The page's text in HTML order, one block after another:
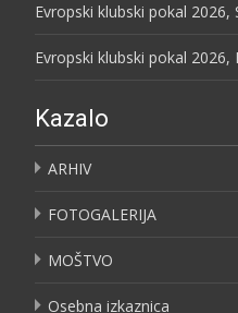
Evropski klubski pokal 2026,
Evropski klubski pokal 2026,
Kazalo
ARHIV
FOTOGALERIJA
MOŠTVO
Osebna izkaznica